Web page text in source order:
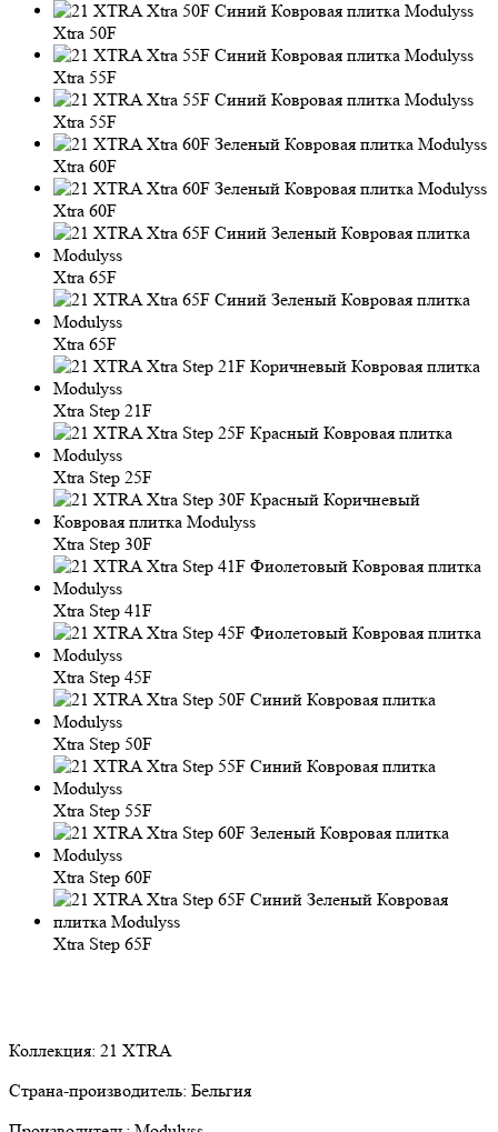
Xtra 50F
Xtra 55F
Xtra 55F
Xtra 60F
Xtra 60F
Xtra 65F
Xtra 65F
Xtra Step 21F
Xtra Step 25F
Xtra Step 30F
Xtra Step 41F
Xtra Step 45F
Xtra Step 50F
Xtra Step 55F
Xtra Step 60F
Xtra Step 65F
Коллекция: 21 XTRA
Страна-производитель: Бельгия